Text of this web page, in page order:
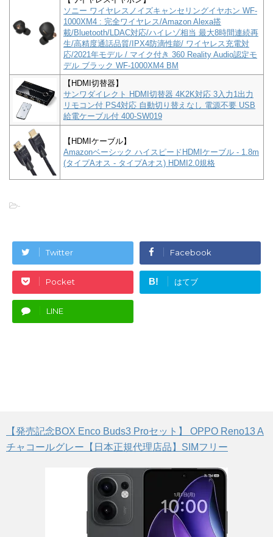
ソニー ワイヤレスノイズキャンセリングイヤホン WF-
1000XM4 : 完全ワイヤレス/Amazon Alexa搭
載/Bluetooth/LDAC対応/ハイレゾ相当 最大8時間連続再
生/高精度通話品質/IPX4防滴性能/ ワイヤレス充電対
応/2021年モデル / マイク付き 360 Reality Audio認定モ
デル ブラック WF-1000XM4 BM
【HDMI切替器】
サンワダイレクト HDMI切替器 4K2K対応 3入力1出力
リモコン付 PS4対応 自動切り替えなし 電源不要 USB
給電ケーブル付 400-SW019
【HDMIケーブル】
Amazonベーシック ハイスピードHDMIケーブル - 1.8m
(タイプAオス - タイプAオス) HDMI2.0規格
-
Twitter Facebook
Pocket B! はてブ
LINE
【発売記念BOX Enco Buds3 Proセット】 OPPO Reno13 A
チャコールグレー【日本正規代理店品】SIMフリー